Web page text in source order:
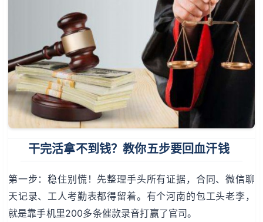
干完活拿不到钱？教你五步要回血汗钱
第一步：稳住别慌！先整理手头所有证据，合同、微信聊
天记录、工人考勤表都得留着。有个河南的包工头老李，
就是靠手机里200多条催款录音打赢了官司。